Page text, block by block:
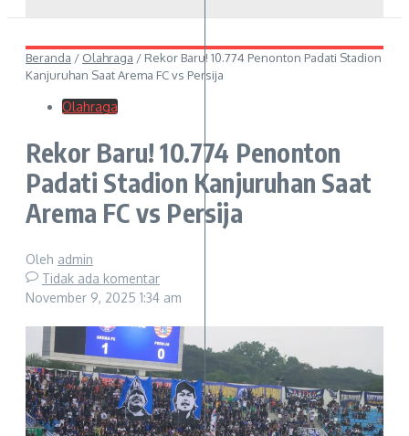
Beranda / Olahraga / Rekor Baru! 10.774 Penonton Padati Stadion
Kanjuruhan Saat Arema FC vs Persija
Olahraga
Rekor Baru! 10.774 Penonton
Padati Stadion Kanjuruhan Saat
Arema FC vs Persija
Oleh admin
Tidak ada komentar
November 9, 2025 1:34 am